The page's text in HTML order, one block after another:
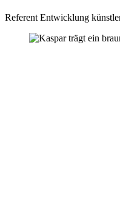
Referent Entwicklung